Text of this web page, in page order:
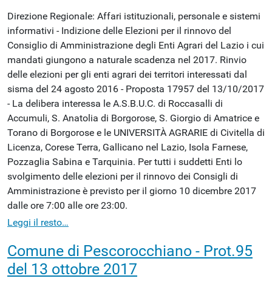
Direzione Regionale: Affari istituzionali, personale e sistemi
informativi - Indizione delle Elezioni per il rinnovo del
Consiglio di Amministrazione degli Enti Agrari del Lazio i cui
mandati giungono a naturale scadenza nel 2017. Rinvio
delle elezioni per gli enti agrari dei territori interessati dal
sisma del 24 agosto 2016 - Proposta 17957 del 13/10/2017
- La delibera interessa le A.S.B.U.C. di Roccasalli di
Accumuli, S. Anatolia di Borgorose, S. Giorgio di Amatrice e
Torano di Borgorose e le UNIVERSITÀ AGRARIE di Civitella di
Licenza, Corese Terra, Gallicano nel Lazio, Isola Farnese,
Pozzaglia Sabina e Tarquinia. Per tutti i suddetti Enti lo
svolgimento delle elezioni per il rinnovo dei Consigli di
Amministrazione è previsto per il giorno 10 dicembre 2017
dalle ore 7:00 alle ore 23:00.
Leggi il resto…
Comune di Pescorocchiano - Prot.95
del 13 ottobre 2017